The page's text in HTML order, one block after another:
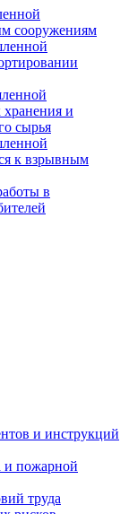
сооружениям
хранения и
сырья
к взрывным
в
и инструкций
и пожарной
труда